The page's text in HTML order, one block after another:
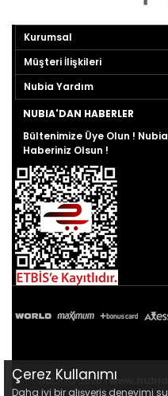
Kurumsal
Müşteri İlişkileri
Nubia Yardım
NUBIA'DAN HABERLER
Bültenimize Üye Olun !
Haberiniz Olsun !
Nubia© 2026 |
Çerez Kullanımı
Daha iyi bir alışveriş deneyimi